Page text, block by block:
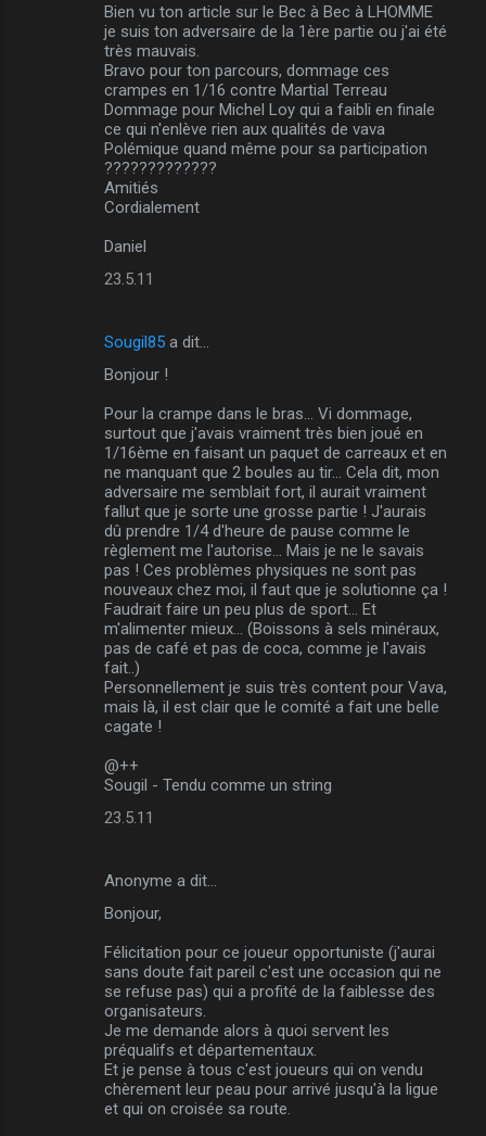
Bien vu ton article sur le Bec à Bec à LHOMME
je suis ton adversaire de la 1ère partie ou j'ai été
très mauvais.
Bravo pour ton parcours, dommage ces
crampes en 1/16 contre Martial Terreau
Dommage pour Michel Loy qui a faibli en finale
ce qui n'enlève rien aux qualités de vava
Polémique quand même pour sa participation
?????????????
Amitiés
Cordialement
Daniel
23.5.11
Sougil85 a dit…
Bonjour !
Pour la crampe dans le bras... Vi dommage,
surtout que j'avais vraiment très bien joué en
1/16ème en faisant un paquet de carreaux et en
ne manquant que 2 boules au tir... Cela dit, mon
adversaire me semblait fort, il aurait vraiment
fallut que je sorte une grosse partie ! J'aurais
dû prendre 1/4 d'heure de pause comme le
règlement me l'autorise... Mais je ne le savais
pas ! Ces problèmes physiques ne sont pas
nouveaux chez moi, il faut que je solutionne ça !
Faudrait faire un peu plus de sport... Et
m'alimenter mieux... (Boissons à sels minéraux,
pas de café et pas de coca, comme je l'avais
fait..)
Personnellement je suis très content pour Vava,
mais là, il est clair que le comité a fait une belle
cagate !
@++
Sougil - Tendu comme un string
23.5.11
Anonyme a dit…
Bonjour,
Félicitation pour ce joueur opportuniste (j'aurai
sans doute fait pareil c'est une occasion qui ne
se refuse pas) qui a profité de la faiblesse des
organisateurs.
Je me demande alors à quoi servent les
préqualifs et départementaux.
Et je pense à tous c'est joueurs qui on vendu
chèrement leur peau pour arrivé jusqu'à la ligue
et qui on croisée sa route.